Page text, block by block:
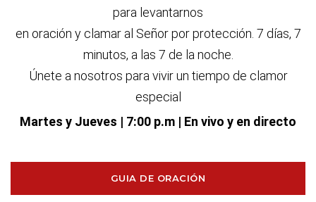
para levantarnos
en oración y clamar al Señor por protección. 7 días, 7
minutos, a las 7 de la noche.
Únete a nosotros para vivir un tiempo de clamor
especial
Martes y Jueves | 7:00 p.m | En vivo y en directo
GUIA DE ORACIÓN